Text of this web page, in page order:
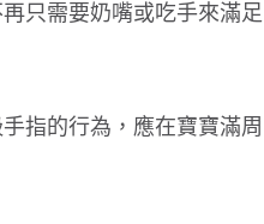
只需要奶嘴或吃手來滿足
指的行為，應在寶寶滿周